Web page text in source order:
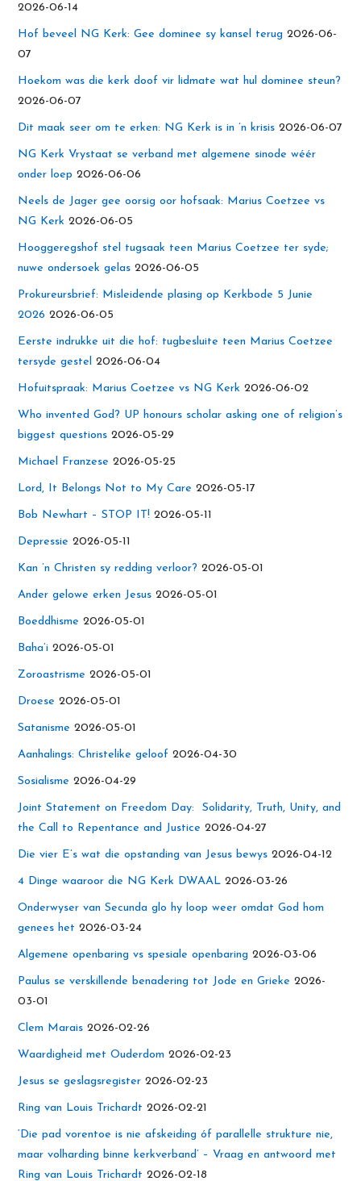
2026-06-14
Hof beveel NG Kerk: Gee dominee sy kansel terug 2026-06-
07
Hoekom was die kerk doof vir lidmate wat hul dominee steun?
2026-06-07
Dit maak seer om te erken: NG Kerk is in ’n krisis 2026-06-07
NG Kerk Vrystaat se verband met algemene sinode wéér
onder loep 2026-06-06
Neels de Jager gee oorsig oor hofsaak: Marius Coetzee vs
NG Kerk 2026-06-05
Hooggeregshof stel tugsaak teen Marius Coetzee ter syde;
nuwe ondersoek gelas 2026-06-05
Prokureursbrief: Misleidende plasing op Kerkbode 5 Junie
2026 2026-06-05
Eerste indrukke uit die hof: tugbesluite teen Marius Coetzee
tersyde gestel
2026-06-04
Hofuitspraak: Marius Coetzee vs NG Kerk 2026-06-02
Who invented God? UP honours scholar asking one of religion’s
biggest questions 2026-05-29
Michael Franzese 2026-05-25
Lord, It Belongs Not to My Care 2026-05-17
Bob Newhart – STOP IT! 2026-05-11
Depressie 2026-05-11
Kan ’n Christen sy redding verloor? 2026-05-01
Ander gelowe erken Jesus 2026-05-01
Boeddhisme 2026-05-01
Baha’i 2026-05-01
Zoroastrisme 2026-05-01
Droese 2026-05-01
Satanisme 2026-05-01
Aanhalings: Christelike geloof 2026-04-30
Sosialisme 2026-04-29
Joint Statement on Freedom Day: Solidarity, Truth, Unity, and
the Call to Repentance and Justice 2026-04-27
Die vier E’s wat die opstanding van Jesus bewys 2026-04-12
4 Dinge waaroor die NG Kerk DWAAL 2026-03-26
Onderwyser van Secunda glo hy loop weer omdat God hom
genees het 2026-03-24
Algemene openbaring vs spesiale openbaring 2026-03-06
Paulus se verskillende benadering tot Jode en Grieke 2026-
03-01
Clem Marais 2026-02-26
Waardigheid met Ouderdom 2026-02-23
Jesus se geslagsregister 2026-02-23
Ring van Louis Trichardt 2026-02-21
‘Die pad vorentoe is nie afskeiding óf parallelle strukture nie,
maar volharding binne kerkverband’ – Vraag en antwoord met
Ring van Louis Trichardt 2026-02-18